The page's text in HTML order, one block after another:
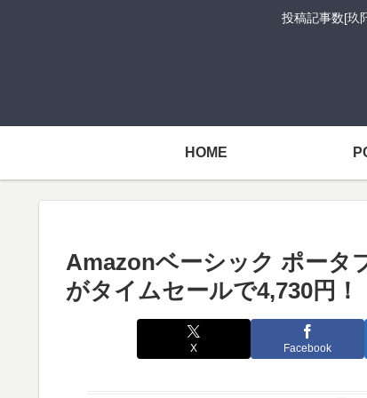
投稿記事数[玖
HOME
Amazonベーシック ポータ
がタイムセールで4,730円！
X Facebook